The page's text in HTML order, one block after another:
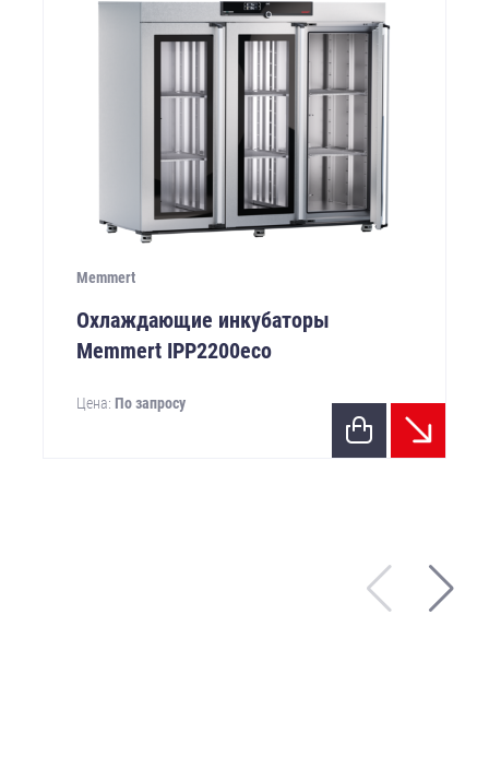
Memmert
Охлаждающие инкубаторы
Memmert IPP2200eco
Цена: По запросу